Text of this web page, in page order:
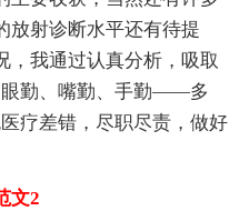
放射诊断水平还有待提
，我通过认真分析，吸取
眼勤、嘴勤、手勤——多
疗差错，尽职尽责，做好
文2